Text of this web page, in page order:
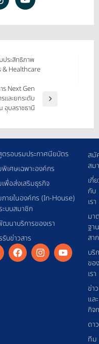
ประสิทธิภาพ
& Healthcare
ร Next Gen
ละยกระดับ
อุุบลราชธานี
สมั
สม
เกี่
กับ
เรา
มา
ฐาน
สา
บริ
ของ
เรา
ข่า
และ
กิจ
ดา
ทีม
รอบรมประกาศนียบัตร
เศษเฉพาะองค์กร
พื่อส่งเสริมธุรกิจ
ายในองค์กร (In-House)
ะบบสมาชิก
นาบริการของเรา
บข่าวสาร